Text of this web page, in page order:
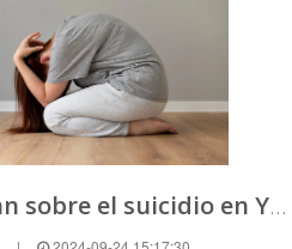
Investigan sobre el suicidio en Yucatán